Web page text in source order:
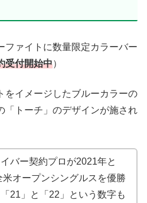
ファイトに数量限定カラーバー
受付開始中）
をイメージしたブルーカラーの
「トーチ」のデザインが施され
バー契約プロが2021年と
米オープンシングルスを優勝
21」と「22」という数字も